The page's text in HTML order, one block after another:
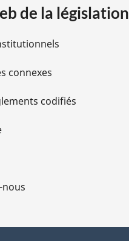
de la législation
connexes
codifiés
nous